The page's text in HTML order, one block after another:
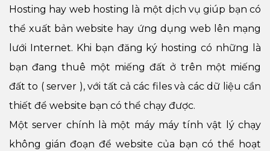
Hosting hay web hosting là một dịch vụ giúp bạn có
thể xuất bản website hay ứng dụng web lên mạng
lưới Internet. Khi bạn đăng ký hosting có những là
bạn đang thuê một miếng đất ở trên một miếng
đất to ( server ), với tất cả các files và các dữ liệu cần
thiết để website bạn có thể chạy được.
Một server chính là một máy máy tính vật lý chạy
không gián đoạn để website của bạn có thể hoạt